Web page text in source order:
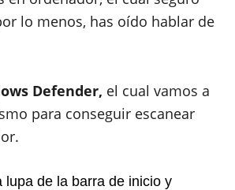
lo menos, has oído hablar de
Defender, el cual vamos a
para conseguir escanear
lupa de la barra de inicio y